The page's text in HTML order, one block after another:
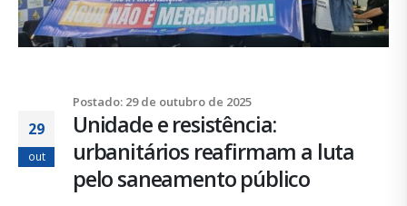
Postado: 29 de outubro de 2025
29
out
Unidade e resistência:
urbanitários reafirmam a luta
pelo saneamento público